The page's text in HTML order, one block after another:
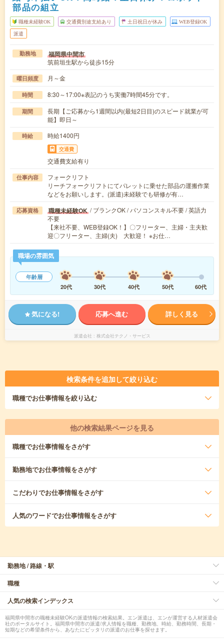
部品の組立
職種未経験OK 交通費別途支給あり 土日祝日が休み WEB登録OK
派遣
勤務地 福岡県中間市
筑前垣生駅から徒歩15分
曜日頻度 月～金
時間 8:30～17:00※表記のうち実働7時間45分です。
期間
長期【ご応募から1週間以内(最短2日目)のスピード就業が可
能】即日～
時給 時給1400円
交通費
交通費支給有り
仕事内容
フォークリフト
リーチフォークリフトにてパレットに乗せた部品の運搬作業
などをお願いします。(派遣)未経験でも研修が有…
応募資格 職種未経験OK / ブランクOK / パソコンスキル不要 / 英語力
不要
【来社不要、WEB登録OK！】〇フリーター、主婦・主夫歓
迎〇フリーター、主婦(夫) 大歓迎！ ※お仕…
職場の雰囲気
年齢層
20代
30代 40代 50代 60代
気になる! 応募へ進む 詳しく見る
派遣会社 株式会社テクノ・サービス
検索条件を追加して絞り込む
職種でお仕事情報を絞り込む
他の検索結果ページを見る
職種でお仕事情報をさがす
勤務地でお仕事情報をさがす
こだわりでお仕事情報をさがす
人気のワードでお仕事情報をさがす
勤務地 / 路線・駅
職種
人気の検索インデックス
福岡県中間市の職種未経験OKの派遣情報の検索結果。エン派遣は、エンが運営する人材派遣会
社のポータルサイト。福岡県中間市の派遣/求人情報を職種、勤務地、時給、勤務時間、長期・
短期などの希望条件から、あなたにピッタリの派遣のお仕事を探せます。